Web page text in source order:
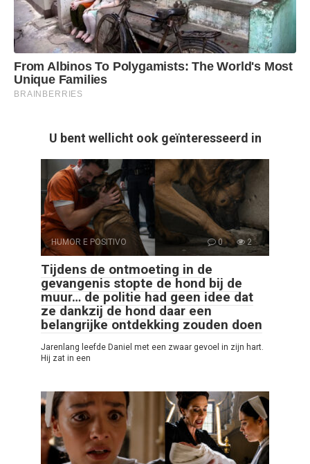
U bent wellicht ook geïnteresseerd in
HUMOR E POSITIVO 0 2
Tijdens de ontmoeting in de
gevangenis stopte de hond bij de
muur… de politie had geen idee dat
ze dankzij de hond daar een
belangrijke ontdekking zouden doen
Jarenlang leefde Daniel met een zwaar gevoel in zijn hart.
Hij zat in een